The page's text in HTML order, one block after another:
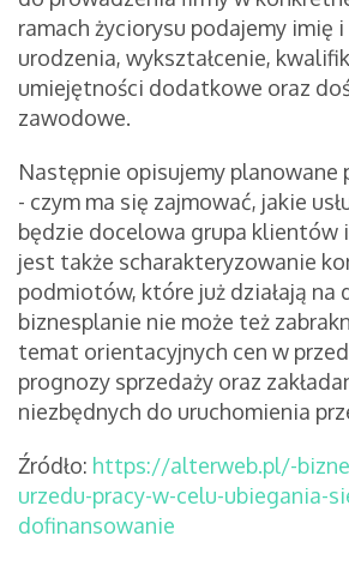
ramach życiorysu podajemy imię
urodzenia, wykształcenie,
umiejętności dodatkowe oraz
zawodowe.
Następnie opisujemy
- czym ma się zajmować, jakie
będzie docelowa grupa klientów
jest także scharakteryzowanie
podmiotów, które już działają na
biznesplanie nie może też
temat orientacyjnych cen w
prognozy sprzedaży oraz
niezbędnych do uruchomienia
Źródło: https://alterweb.pl/-
urzedu-pracy-w-celu-ubiegania-
dofinansowanie